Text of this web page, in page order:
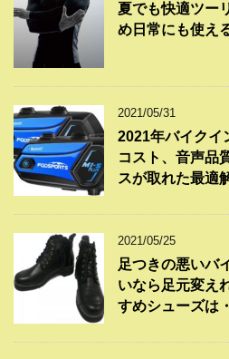
夏でも快適ツー
め日常にも使え
2021/05/31
2021年バイクイ
コスト、音声品
スが取れた最適
2021/05/25
足つきの悪いバ
いなら足元変え
すめシューズは